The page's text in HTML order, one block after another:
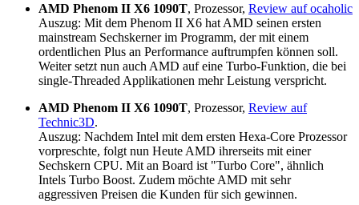
AMD Phenom II X6 1090T, Prozessor, Review auf ocaholic
Auszug: Mit dem Phenom II X6 hat AMD seinen ersten
mainstream Sechskerner im Programm, der mit einem
ordentlichen Plus an Performance auftrumpfen können soll.
Weiter setzt nun auch AMD auf eine Turbo-Funktion, die bei
single-Threaded Applikationen mehr Leistung verspricht.
AMD Phenom II X6 1090T, Prozessor, Review auf
Technic3D.
Auszug: Nachdem Intel mit dem ersten Hexa-Core Prozessor
vorpreschte, folgt nun Heute AMD ihrerseits mit einer
Sechskern CPU. Mit an Board ist "Turbo Core", ähnlich
Intels Turbo Boost. Zudem möchte AMD mit sehr
aggressiven Preisen die Kunden für sich gewinnen.